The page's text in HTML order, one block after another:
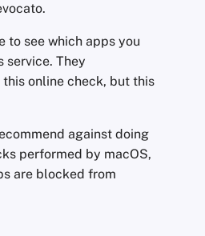
to see which apps you
They
online check, but this
against doing
performed by macOS,
are blocked from